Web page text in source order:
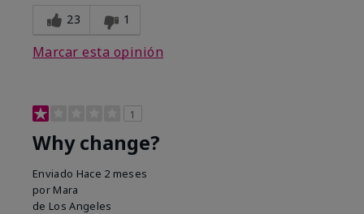
23 1
Marcar esta opinión
1
Why change?
Enviado Hace 2 meses
por Mara
de Los Angeles